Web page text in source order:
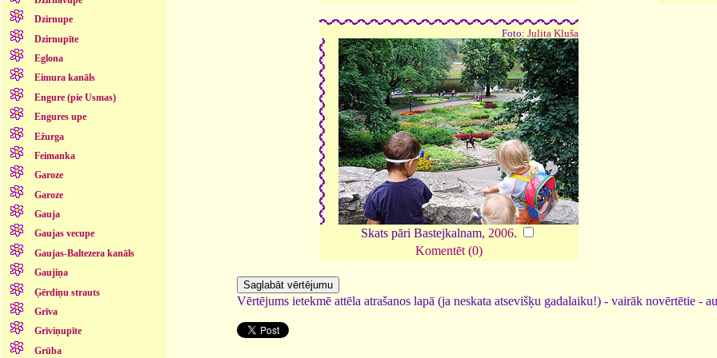
Dzirnupe
Dzirnupīte
Eglona
Eimura kanāls
Engure (pie Usmas)
Engures upe
Ežurga
Feimanka
Garoze
Garoze
Gauja
Gaujas vecupe
Gaujas-Baltezera kanāls
Gaujiņa
Ģērdiņu strauts
Grīva
Grīviņupīte
Grūba
Foto: Julita Kluša
Skats pāri Bastejkalnam, 2006.
Komentēt (0)
Vērtējums ietekmē attēla atrašanos lapā (ja neskata atsevišķu gadalaiku!) - vairāk novērtētie -